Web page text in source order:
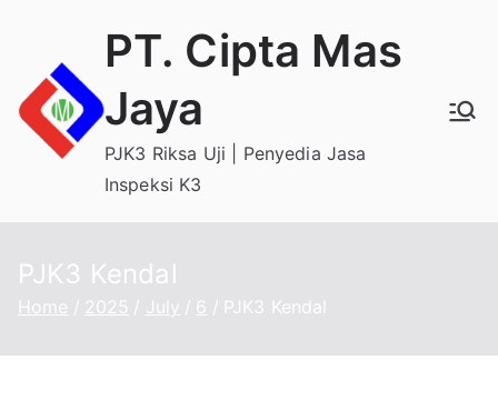
content
PT. Cipta Mas
Jaya
PJK3 Riksa Uji | Penyedia Jasa
Inspeksi K3
PJK3 Kendal
Home 2025 July 6 PJK3 Kendal